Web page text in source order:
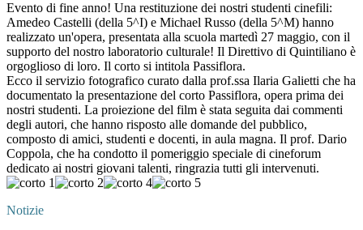
Evento di fine anno! Una restituzione dei nostri studenti cinefili:
Amedeo Castelli (della 5^I) e Michael Russo (della 5^M) hanno
realizzato un'opera, presentata alla scuola martedì 27 maggio, con il
supporto del nostro laboratorio culturale! Il Direttivo di Quintiliano è
orgoglioso di loro. Il corto si intitola Passiflora.
Ecco il servizio fotografico curato dalla prof.ssa Ilaria Galietti che ha
documentato la presentazione del corto Passiflora, opera prima dei
nostri studenti. La proiezione del film è stata seguita dai commenti
degli autori, che hanno risposto alle domande del pubblico,
composto di amici, studenti e docenti, in aula magna. Il prof. Dario
Coppola, che ha condotto il pomeriggio speciale di cineforum
dedicato ai nostri giovani talenti, ringrazia tutti gli intervenuti.
Notizie